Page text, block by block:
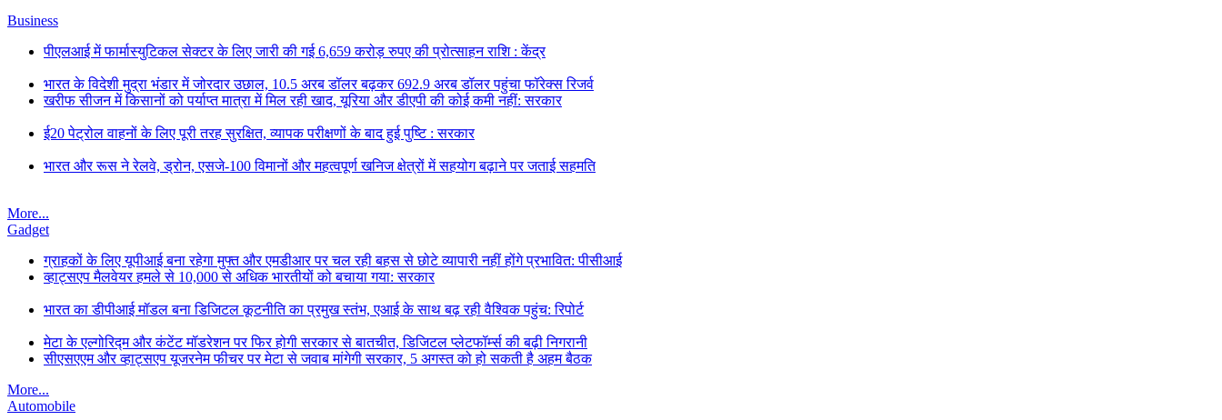
Business
पीएलआई में फार्मास्युटिकल सेक्टर के लिए जारी की गई 6,659 करोड़ रुपए की प्रोत्साहन राशि : केंद्र
भारत के विदेशी मुद्रा भंडार में जोरदार उछाल, 10.5 अरब डॉलर बढ़कर 692.9 अरब डॉलर पहुंचा फॉरेक्स रिजर्व
खरीफ सीजन में किसानों को पर्याप्त मात्रा में मिल रही खाद, यूरिया और डीएपी की कोई कमी नहीं: सरकार
ई20 पेट्रोल वाहनों के लिए पूरी तरह सुरक्षित, व्यापक परीक्षणों के बाद हुई पुष्टि : सरकार
भारत और रूस ने रेलवे, ड्रोन, एसजे-100 विमानों और महत्वपूर्ण खनिज क्षेत्रों में सहयोग बढ़ाने पर जताई सहमति
More...
Gadget
ग्राहकों के लिए यूपीआई बना रहेगा मुफ्त और एमडीआर पर चल रही बहस से छोटे व्यापारी नहीं होंगे प्रभावित: पीसीआई
व्हाट्सएप मैलवेयर हमले से 10,000 से अधिक भारतीयों को बचाया गया: सरकार
भारत का डीपीआई मॉडल बना डिजिटल कूटनीति का प्रमुख स्तंभ, एआई के साथ बढ़ रही वैश्विक पहुंच: रिपोर्ट
मेटा के एल्गोरिद्म और कंटेंट मॉडरेशन पर फिर होगी सरकार से बातचीत, डिजिटल प्लेटफॉर्म्स की बढ़ी निगरानी
सीएसएएम और व्हाट्सएप यूजरनेम फीचर पर मेटा से जवाब मांगेगी सरकार, 5 अगस्त को हो सकती है अहम बैठक
More...
Automobile